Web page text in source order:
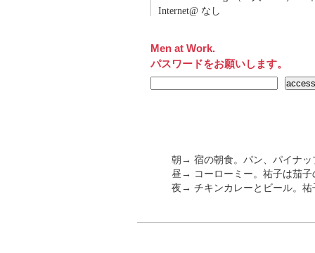
Internet@ なし
Men at Work.
パスワードをお願いします。
朝→ 宿の朝食。パン、パイナッ
昼→ コーローミー。祐子は茄子
夜→ チキンカレーとビール。祐